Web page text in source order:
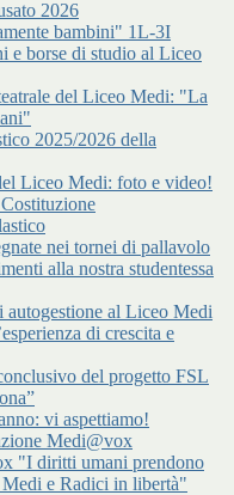
2026
bambini" 1L-3I
e borse di studio al Liceo
del Liceo Medi: "La
2025/2026 della
Liceo Medi: foto e video!
nei tornei di pallavolo
alla nostra studentessa
al Liceo Medi
di crescita e
del progetto FSL
vi aspettiamo!
Medi@vox
"I diritti umani prendono
e Radici in libertà"